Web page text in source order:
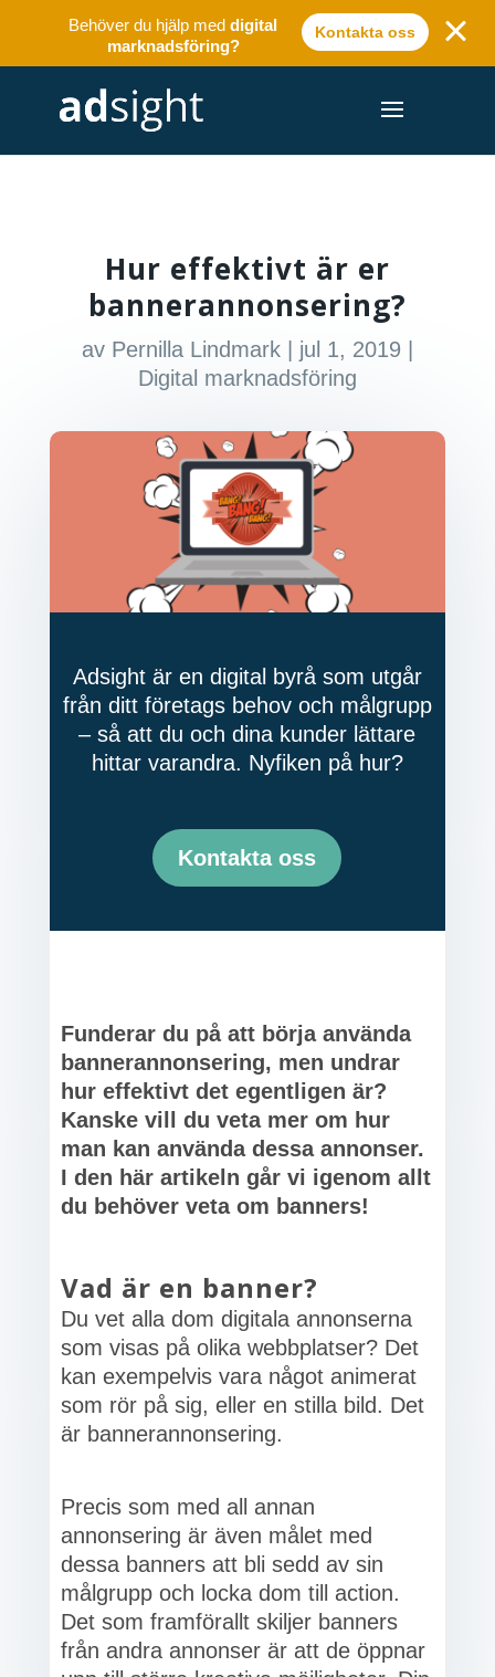
Behöver du hjälp meddigital
marknadsföring?
Kontakta oss
Hur effektivt är er
bannerannonsering?
av Pernilla Lindmark| jul 1, 2019
Digital marknadsföring
Adsight är en digital byrå som utgår
från ditt företags behov och målgrupp
– så att du och dina kunder lättare
hittar varandra. Nyfiken på hur?
Kontakta oss
Funderar du på att börja använda
bannerannonsering, men undrar
hur effektivt det egentligen är?
Kanske vill du veta mer om hur
man kan använda dessa annonser.
I den här artikeln går vi igenom allt
du behöver veta om banners!
Vad är en banner?
Du vet alla dom digitala annonserna
som visas på olika webbplatser? Det
kan exempelvis vara något animerat
som rör på sig, eller en stilla bild. Det
är bannerannonsering.
Precis som med all annan
annonsering är även målet med
dessa banners att bli sedd av sin
målgrupp och locka dom till action.
Det som framförallt skiljer banners
från andra annonser är att de öppnar